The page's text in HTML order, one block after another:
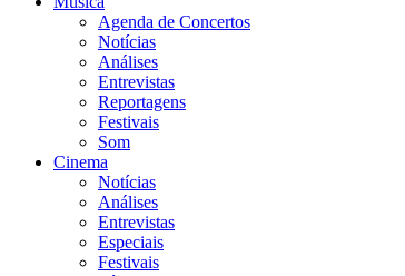
Agenda de Concertos
Notícias
Análises
Entrevistas
Reportagens
Festivais
Som
Cinema
Notícias
Análises
Entrevistas
Especiais
Festivais